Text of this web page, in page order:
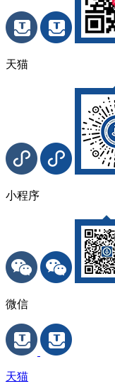
天猫
小程序
微信
天猫